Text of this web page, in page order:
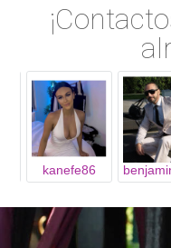
kanefe86